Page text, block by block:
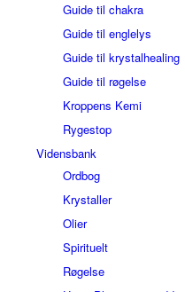
Guide til chakra
Guide til englelys
Guide til krystalhealing
Guide til røgelse
Kroppens Kemi
Rygestop
Vidensbank
Ordbog
Krystaller
Olier
Spirituelt
Røgelse